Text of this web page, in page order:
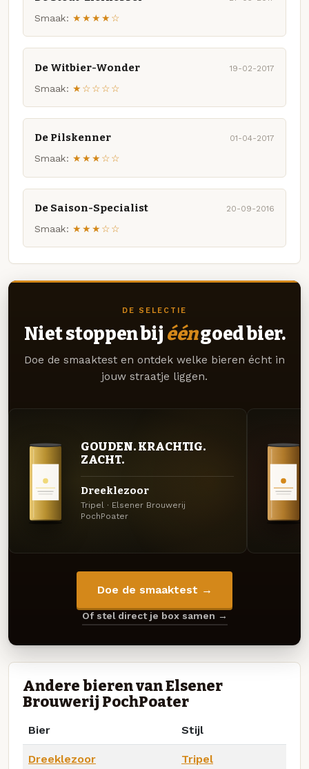
Smaak: ★★★★☆
De Witbier-Wonder 19-02-2017
Smaak: ★☆☆☆☆
De Pilskenner 01-04-2017
Smaak: ★★★☆☆
De Saison-Specialist 20-09-2016
Smaak: ★★★☆☆
DE SELECTIE
Niet stoppen bij ééngoed bier.
Doe de smaaktest en ontdek welke bieren écht in
jouw straatje liggen.
GOUDEN. KRACHTIG.
ZACHT.
Dreeklezoor
Tripel · Elsener Brouwerij
PochPoater
Doe de smaaktest →
Of stel direct je box samen →
Andere bieren van Elsener
Brouwerij PochPoater
Bier Stijl
Dreeklezoor Tripel